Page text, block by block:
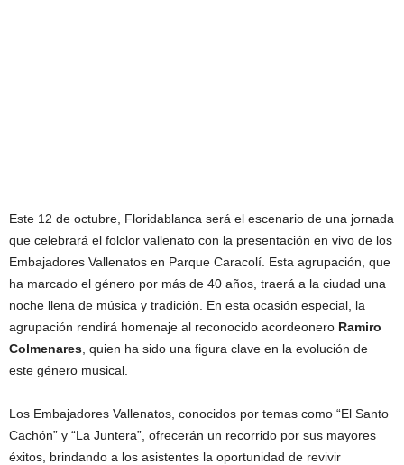
Este 12 de octubre, Floridablanca será el escenario de una jornada
que celebrará el folclor vallenato con la presentación en vivo de los
Embajadores Vallenatos en Parque Caracolí. Esta agrupación, que
ha marcado el género por más de 40 años, traerá a la ciudad una
noche llena de música y tradición. En esta ocasión especial, la
agrupación rendirá homenaje al reconocido acordeonero Ramiro
Colmenares , quien ha sido una figura clave en la evolución de
este género musical.
Los Embajadores Vallenatos, conocidos por temas como “El Santo
Cachón” y “La Juntera”, ofrecerán un recorrido por sus mayores
éxitos, brindando a los asistentes la oportunidad de revivir